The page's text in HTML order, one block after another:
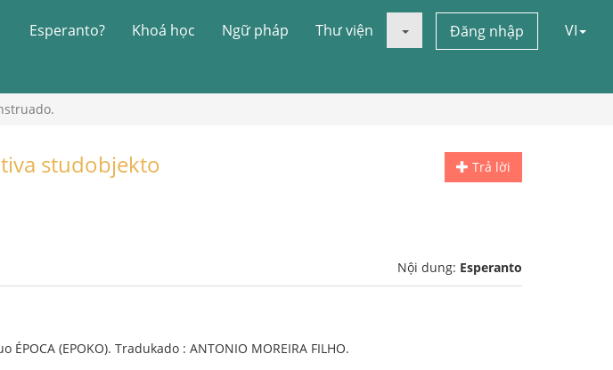
Esperanto? Khoá học Ngữ pháp Thư viện Đăng nhập VI
Trả lời
studobjekto
Nội dung: Esperanto
(EPOKO). Tradukado : ANTONIO MOREIRA FILHO.